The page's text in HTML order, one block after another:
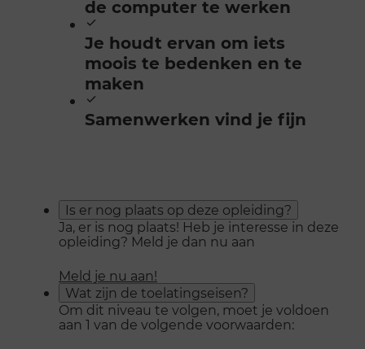
de computer te werken
Je houdt ervan om iets
moois te bedenken en te
maken
Samenwerken vind je fijn
Is er nog plaats op deze opleiding?
Ja, er is nog plaats! Heb je interesse in deze
opleiding? Meld je dan nu aan
Meld je nu aan!
Wat zijn de toelatingseisen?
Om dit niveau te volgen, moet je voldoen
aan 1 van de volgende voorwaarden: